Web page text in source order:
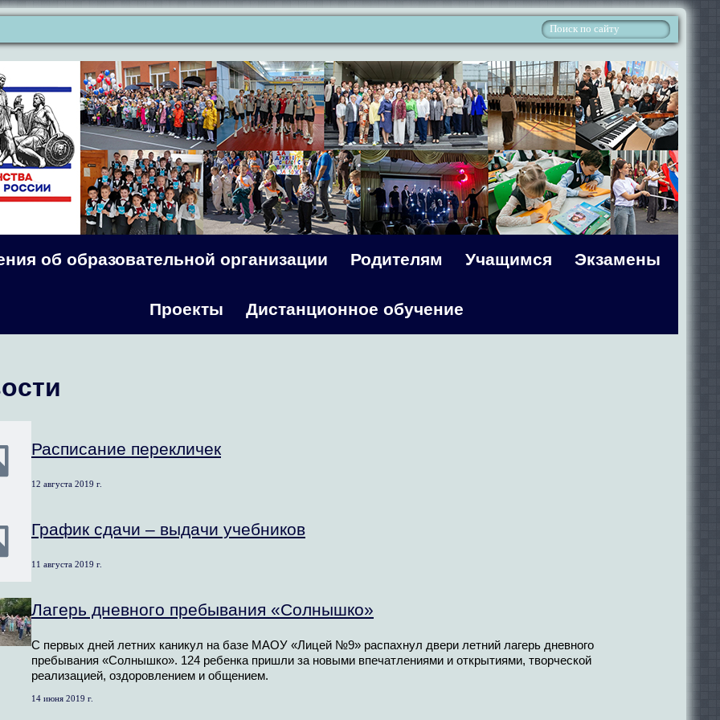
об образовательной организации Родителям Учащимся Экзамены
Проекты Дистанционное обучение
Расписание перекличек
12 августа 2019 г.
График сдачи – выдачи учебников
11 августа 2019 г.
Лагерь дневного пребывания «Солнышко»
С первых дней летних каникул на базе МАОУ «Лицей №9» распахнул двери летний лагерь дневного
пребывания «Солнышко». 124 ребенка пришли за новыми впечатлениями и открытиями, творческой
реализацией, оздоровлением и общением.
14 июня 2019 г.